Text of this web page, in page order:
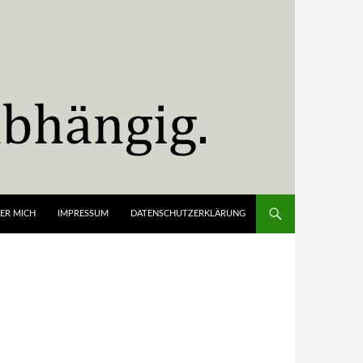
MICH IMPRESSUM DATENSCHUTZERKLÄRUNG